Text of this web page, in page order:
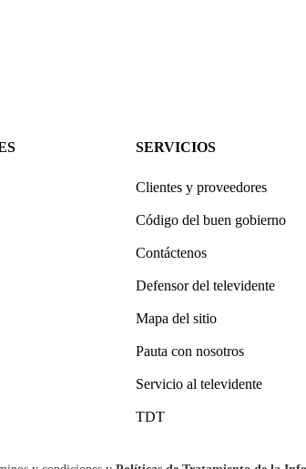
SERVICIOS
Clientes y proveedores
Código del buen gobierno
Contáctenos
Defensor del televidente
Mapa del sitio
Pauta con nosotros
Servicio al televidente
TDT